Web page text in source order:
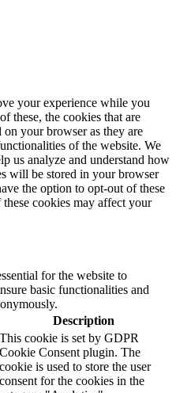
your experience while you
these, the cookies that are
on your browser as they are
of the website. We
us analyze and understand how
will be stored in your browser
the option to opt-out of these
cookies may affect your
for the website to
basic functionalities and
Description
This cookie is set by GDPR
Cookie Consent plugin. The
cookie is used to store the user
consent for the cookies in the